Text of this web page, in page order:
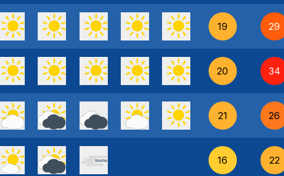
19 29
20 34
21 26
16 22